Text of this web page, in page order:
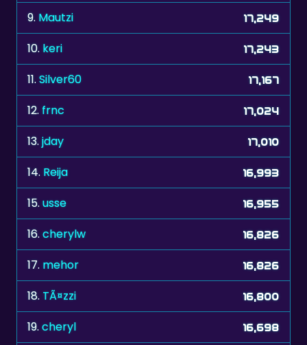
10.keri 17,243
11. Silver60 17,167
12.frnc 17,024
13. jday 17,010
14.Reija 16,993
15. usse 16,955
16. cherylw 16,826
17. mehor 16,826
18. TÃ¤zzi 16,800
19. cheryl 16,698
20.manresano 16,684